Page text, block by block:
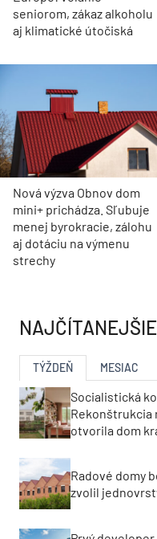
seniorom, zákaz alkoholu
aj klimatické útočiská
Nová výzva Obnov dom
mini+ prichádza. Sľubuje
menej byrokracie, zálohu
aj dotáciu na výmenu
strechy
NAJČÍTANEJŠIE
TÝŽDEŇ MESIAC
Socialistická
Rekonštrukcia
otvorila dom
Radové domy
zvolil